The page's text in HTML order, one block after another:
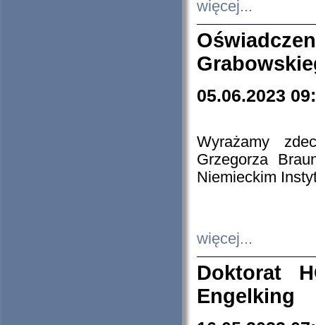
więcej...
05.06.2023
Wyrażamy
Grzegorza
Niemieckim
więcej...
Doktorat
Engelking